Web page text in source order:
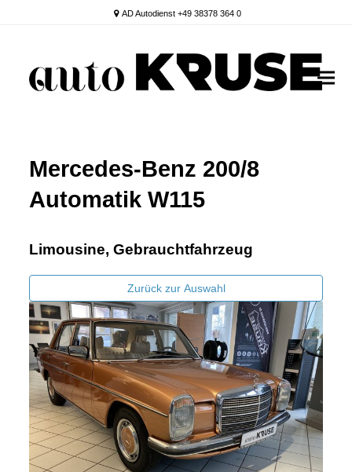
AD Autodienst +49 38378 364 0
Mercedes-Benz 200/8
Automatik W115
Limousine, Gebrauchtfahrzeug
Zurück zur Auswahl